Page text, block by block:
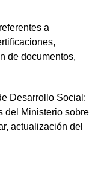
a
de documentos,
Desarrollo Social:
del Ministerio sobre
actualización del